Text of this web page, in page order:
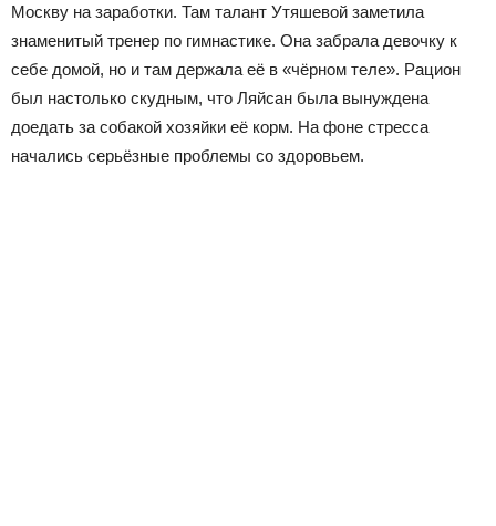
Москву на заработки. Там талант Утяшевой заметила
знаменитый тренер по гимнастике. Она забрала девочку к
себе домой, но и там держала её в «чёрном теле». Рацион
был настолько скудным, что Ляйсан была вынуждена
доедать за собакой хозяйки её корм. На фоне стресса
начались серьёзные проблемы со здоровьем.